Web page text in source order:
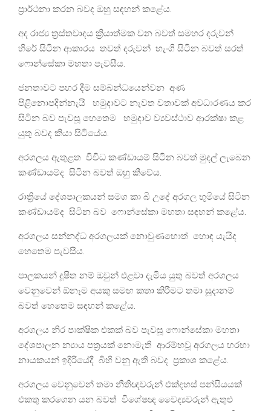
ප්‍රාර්ථනා කරන බවද ඔහු සඳහන් කළේය.
අද රාජ්‍ය ත්‍රස්තවාදය ක්‍රියාත්මක වන බවත් සමහර දරුවන්
හිරේ සිටින ආකාරය තවත් දරුවන් හැංගි සිටින බවත් සරත්
ෆොන්සේකා මහතා පැවසීය.
ජනතාවට පහර දීම සම්බන්ධයෙන්වන අණ
පිළිනොපදින්නැයි හමුදාවට නැවත වතාවක් අවධාරණය කර
සිටින බව පැවසූ හෙතෙම හමුදාව ව්‍යවස්ථාව ආරක්ෂා කළ
යුතු බවද කියා සිටියේය.
අරගලය ඇතුළත විවිධ කණ්ඩායම් සිටින බවත් මුදල් ලැබෙන
කණ්ඩායම්ද සිටින බවත් ඔහු කීවේය.
රාත්‍රියේ දේශපාලකයන් සමග කා බි උදේ අරගල භුමියේ සිටින
කණ්ඩායම්ද සිටින බව ෆොන්සේකා මහතා සඳහන් කළේය.
අරගලය සන්නද්ධ අරගලයක් නොවුණහොත් හොඳ යැයිද
හෙතෙම පැවසීය.
පාලකයන් දූෂිත නම් ඔවුන් එළවා දැමිය යුතු බවත් අරගලය
වෙනුවෙන් ඕනෑම අයකු සමඟ කතා කිරීමට තමා සූදානම්
බවත් හෙතෙම සඳහන් කළේය.
අරගලය නිර පාක්ෂික එකක් බව පැවසූ ෆොන්සේකා මහතා
දේශපාලන න්‍යාය පත්‍රයක් නොමැති ආරම්භවූ අරගලය හරහා
නායකයන් ඉදිරියේදී බිහි වනු ඇති බවද ප්‍රකාශ කළේය.
අරගලය වෙනුවෙන් තමා නීතිඥවරුන් එක්දහස් පන්සියයක්
එකතු කරගෙන යන බවත් විශේෂඥ වෛද්‍යවරුන් ඇතුළු